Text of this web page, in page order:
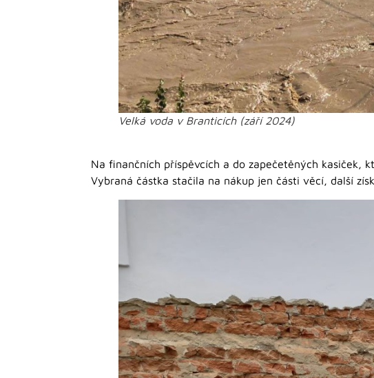
Velká voda v Branticích (září 2024)
Na finančních příspěvcích a do zapečetěných kasiček,
Vybraná částka stačila na nákup jen části věcí, další